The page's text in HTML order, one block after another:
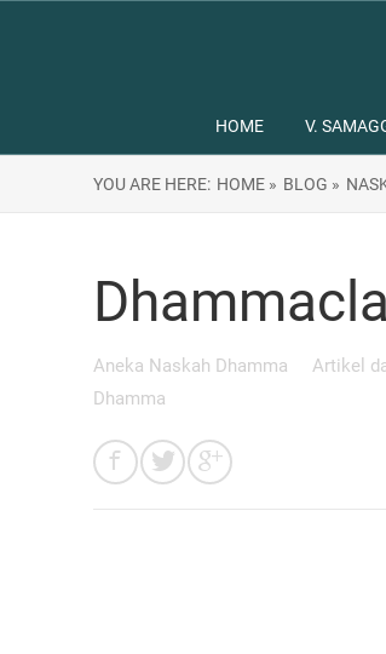
HOME V.
YOU ARE HERE: HOME » BLOG »
Aneka Naskah Dhamma Artikel
Dhamma